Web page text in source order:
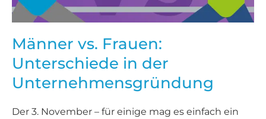
Männer vs. Frauen:
Unterschiede in der
Unternehmensgründung
Der 3. November – für einige mag es einfach ein